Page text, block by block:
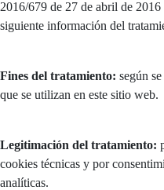
2016/679 de 27 de abril de
siguiente información del
Fines del tratamiento: según
que se utilizan en este sitio web.
Legitimación del tratamiento:
cookies técnicas y por
analíticas.